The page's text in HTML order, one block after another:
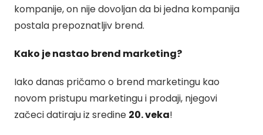
kompanije, on nije dovoljan da bi jedna kompanija
postala prepoznatljiv brend.
Kako je nastao brend marketing?
Iako danas pričamo o brend marketingu kao
novom pristupu marketingu i prodaji, njegovi
začeci datiraju iz sredine 20. veka!